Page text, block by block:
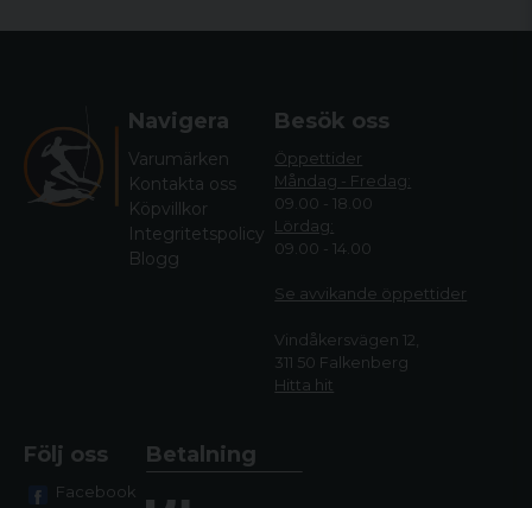
Navigera
Varumärken
Kontakta oss
Köpvillkor
Integritetspolicy
Blogg
Besök oss
Öppettider
Måndag - Fredag:
09.00 - 18.00
Lördag:
09.00 - 14.00
Se avvikande öppettider
Vindåkersvägen 12,
311 50 Falkenberg
Hitta hit
Följ oss
Facebook
Betalning